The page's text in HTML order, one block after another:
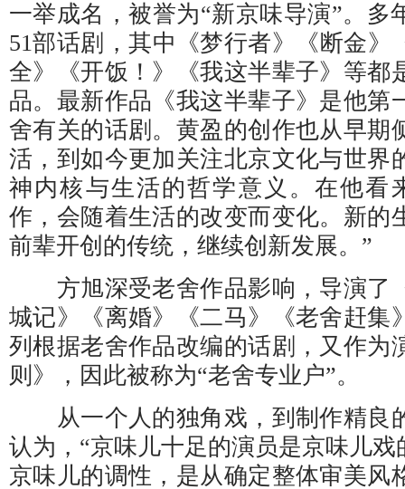
一举成名，被誉为“新京味导演”。多
51部话剧，其中《梦行者》《断金》
全》《开饭！》《我这半辈子》等都
品。最新作品《我这半辈子》是他第
舍有关的话剧。黄盈的创作也从早期
活，到如今更加关注北京文化与世界
神内核与生活的哲学意义。在他看
作，会随着生活的改变而变化。新的
前辈开创的传统，继续创新发展。”
方旭深受老舍作品影响，导演了
城记》《离婚》《二马》《老舍赶集
列根据老舍作品改编的话剧，又作为
则》，因此被称为“老舍专业户”。
从一个人的独角戏，到制作精良
认为，“京味儿十足的演员是京味儿戏
京味儿的调性，是从确定整体审美风